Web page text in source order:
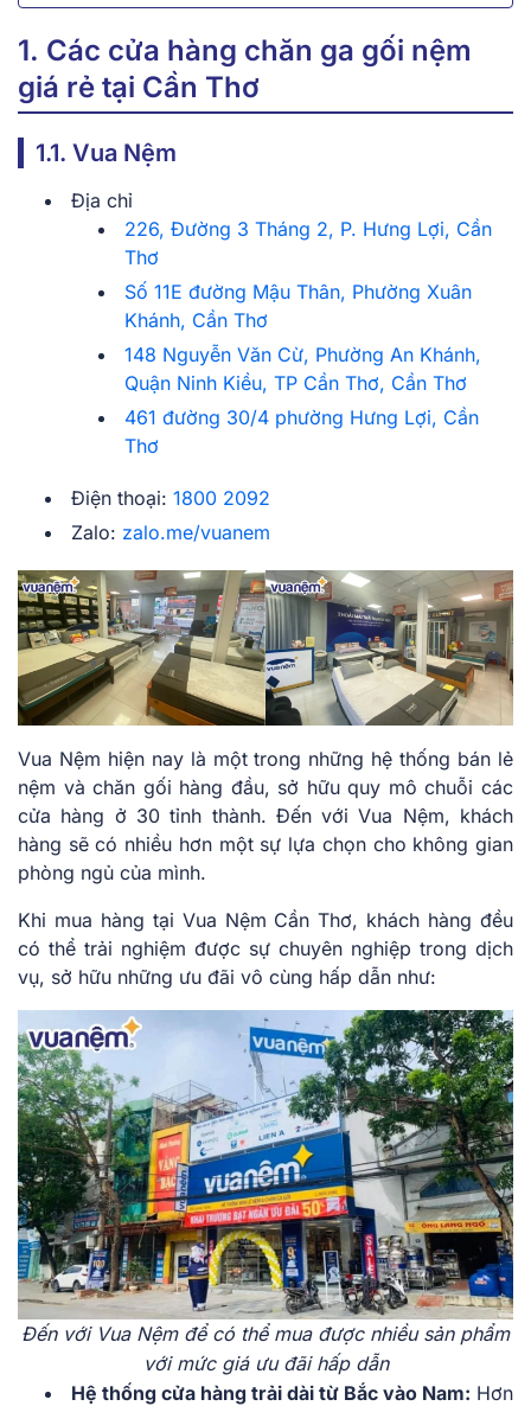
1. Các cửa hàng chăn ga gối nệm
giá rẻ tại Cần Thơ
1.1. Vua Nệm
Địa chỉ
226, Đường 3 Tháng 2, P. Hưng Lợi, Cần
Thơ
Số 11E đường Mậu Thân, Phường Xuân
Khánh, Cần Thơ
148 Nguyễn Văn Cừ, Phường An Khánh,
Quận Ninh Kiều, TP Cần Thơ, Cần Thơ
461 đường 30/4 phường Hưng Lợi, Cần
Thơ
Điện thoại: 1800 2092
Zalo: zalo.me/vuanem
Vua Nệm hiện nay là một trong những hệ thống bán lẻ
nệm và chăn gối hàng đầu, sở hữu quy mô chuỗi các
cửa hàng ở 30 tỉnh thành. Đến với Vua Nệm, khách
hàng sẽ có nhiều hơn một sự lựa chọn cho không gian
phòng ngủ của mình.
Khi mua hàng tại Vua Nệm Cần Thơ, khách hàng đều
có thể trải nghiệm được sự chuyên nghiệp trong dịch
vụ, sở hữu những ưu đãi vô cùng hấp dẫn như:
Đến với Vua Nệm để có thể mua được nhiều sản phẩm
với mức giá ưu đãi hấp dẫn
Hệ thống cửa hàng trải dài từ Bắc vào Nam: Hơn